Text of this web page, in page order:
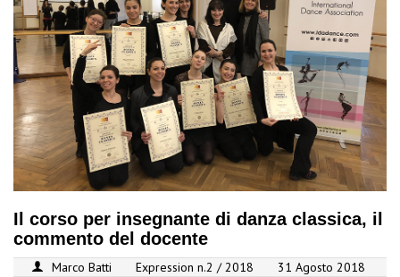
Il corso per insegnante di danza classica, il
commento del docente
Marco Batti Expression n.2 / 2018 31 Agosto 2018